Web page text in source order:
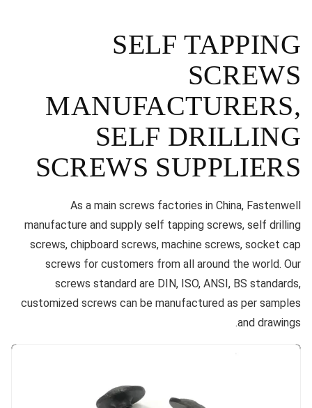
SELF TAPPING
SCREWS
MANUFACTURERS,
SELF DRILLING
SCREWS SUPPLIERS
As a main screws factories in China, Fastenwell
manufacture and supply self tapping screws, self drilling
screws, chipboard screws, machine screws, socket cap
screws for customers from all around the world. Our
screws standard are DIN, ISO, ANSI, BS standards,
customized screws can be manufactured as per samples
and drawings.